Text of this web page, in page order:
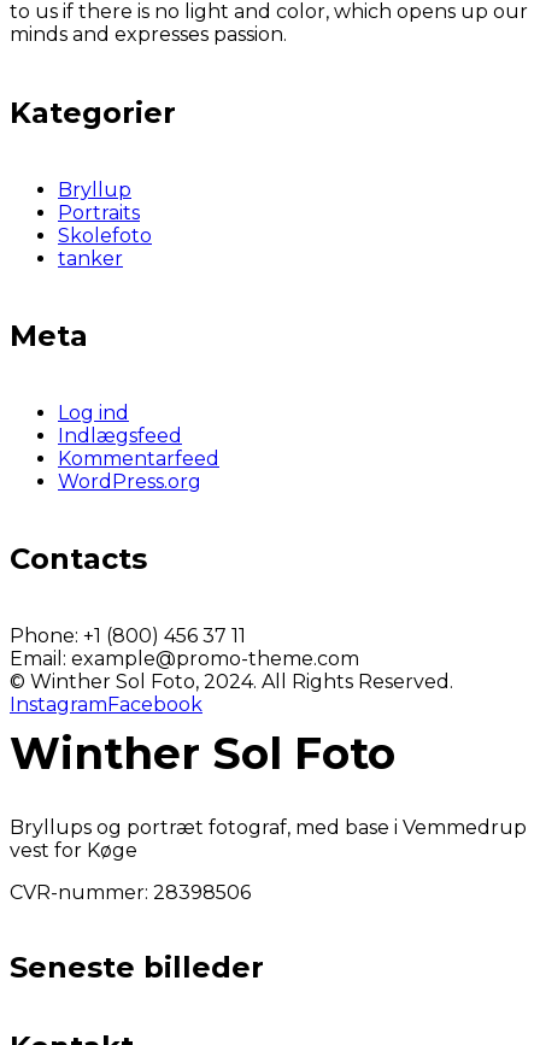
to us if there is no light and color, which opens up our
minds and expresses passion.
Kategorier
Bryllup
Portraits
Skolefoto
tanker
Meta
Log ind
Indlægsfeed
Kommentarfeed
WordPress.org
Contacts
Phone: +1 (800) 456 37 11
Email: example@promo-theme.com
© Winther Sol Foto, 2024. All Rights Reserved.
InstagramFacebook
Winther Sol Foto
Bryllups og portræt fotograf, med base i Vemmedrup
vest for Køge
CVR-nummer: 28398506
Seneste billeder